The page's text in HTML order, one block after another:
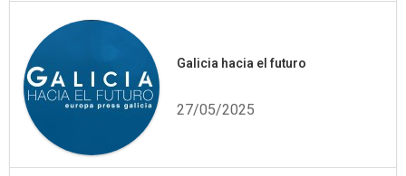
Galicia hacia el futuro
27/05/2025